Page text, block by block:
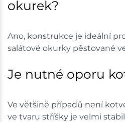
okurek?
Ano, konstrukce je ideální
salátové okurky pěstované
Je nutné oporu
Ve většině případů není
ve tvaru stříšky je velmi